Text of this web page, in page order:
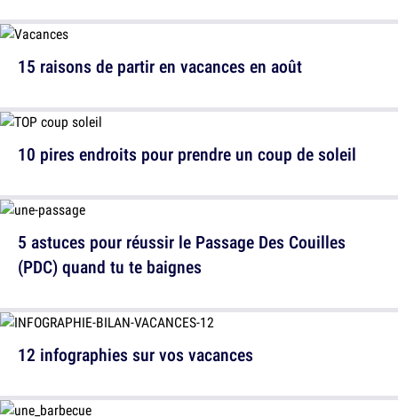
15 raisons de partir en vacances en août
5 astuces pour réussir le Passage Des Couilles
(PDC) quand tu te baignes
10 pires endroits pour prendre un coup de soleil
12 infographies sur vos vacances